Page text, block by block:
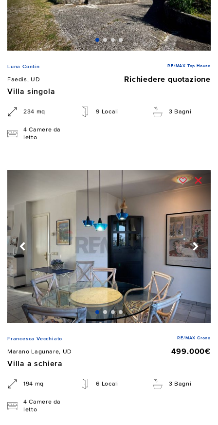
Luna Contin RE/MAX Top House
Faedis, UD
Richiedere quotazione
Villa singola
234 mq 9 Locali 3 Bagni
4 Camere da
letto
Francesca Vecchiato RE/MAX Crono
Marano Lagunare, UD
499.000€
Villa a schiera
194 mq 6 Locali 3 Bagni
4 Camere da
letto